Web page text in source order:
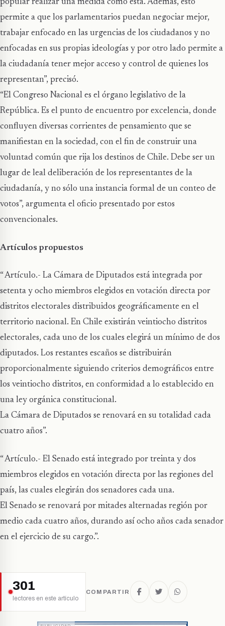
popular realizar una medida como esta. Además, esto
permite a que los parlamentarios puedan negociar mejor,
trabajar enfocado en las urgencias de los ciudadanos y no
enfocadas en sus propias ideologías y por otro lado permite a
la ciudadanía tener mejor acceso y control de quienes los
representan”, precisó.
“El Congreso Nacional es el órgano legislativo de la
República. Es el punto de encuentro por excelencia, donde
confluyen diversas corrientes de pensamiento que se
manifiestan en la sociedad, con el fin de construir una
voluntad común que rija los destinos de Chile. Debe ser un
lugar de leal deliberación de los representantes de la
ciudadanía, y no sólo una instancia formal de un conteo de
votos”, argumenta el oficio presentado por estos
convencionales.
Artículos propuestos
“ Artículo.- La Cámara de Diputados está integrada por
setenta y ocho miembros elegidos en votación directa por
distritos electorales distribuidos geográficamente en el
territorio nacional. En Chile existirán veintiocho distritos
electorales, cada uno de los cuales elegirá un mínimo de dos
diputados. Los restantes escaños se distribuirán
proporcionalmente siguiendo criterios demográficos entre
los veintiocho distritos, en conformidad a lo establecido en
una ley orgánica constitucional.
La Cámara de Diputados se renovará en su totalidad cada
cuatro años”.
“ Artículo.- El Senado está integrado por treinta y dos
miembros elegidos en votación directa por las regiones del
país, las cuales elegirán dos senadores cada una.
El Senado se renovará por mitades alternadas región por
medio cada cuatro años, durando así ocho años cada senador
en el ejercicio de su cargo.”.
301
lectores en este artículo
COMPARTIR